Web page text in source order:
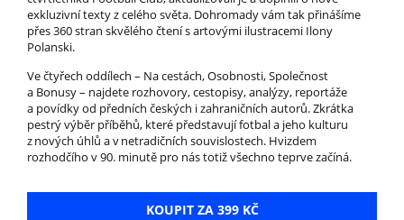
exkluzivní texty z celého světa. Dohromady vám tak přinášíme
přes 360 stran skvělého čtení s artovými ilustracemi Ilony
Polanski.
Ve čtyřech oddílech – Na cestách, Osobnosti, Společnost
a Bonusy – najdete rozhovory, cestopisy, analýzy, reportáže
a povídky od předních českých i zahraničních autorů. Zkrátka
pestrý výběr příběhů, které představují fotbal a jeho kulturu
z nových úhlů a v netradičních souvislostech. Hvizdem
rozhodčího v 90. minutě pro nás totiž všechno teprve začíná.
KOUPIT ZA 399 KČ